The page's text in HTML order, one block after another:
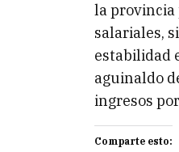
la provincia
salariales,
estabilidad
aguinaldo
ingresos
Comparte esto: